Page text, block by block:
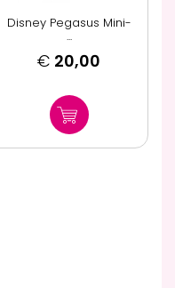
Disney Pegasus Mini-
...
€ 20,00